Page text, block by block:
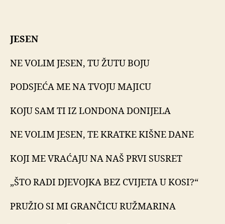
JESEN
NE VOLIM JESEN, TUŽUTU BOJU
PODSJEĆA ME NA TVOJU MAJICU
KOJU SAM TI IZ LONDONA DONIJELA
NE VOLIM JESEN, TE KRATKE KIŠNE DANE
KOJI ME VRAĆAJU NA NAŠ PRVI SUSRET
„ŠTO RADI DJEVOJKA BEZ CVIJETA U KOSI?“
PRUŽIO SI MI GRANČICU RUŽMARINA